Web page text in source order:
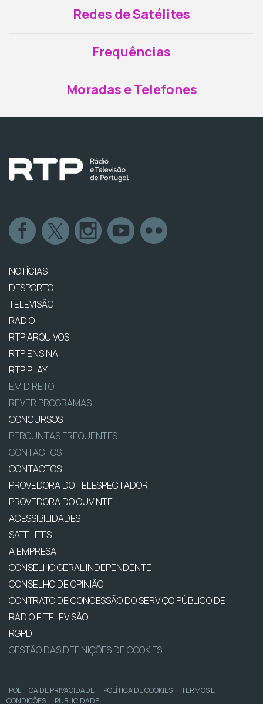
Redes de Satélites
Frequências
Moradas e Telefones
NOTÍCIAS
DESPORTO
TELEVISÃO
RÁDIO
RTP ARQUIVOS
RTP ENSINA
RTP PLAY
EM DIRETO
REVER PROGRAMAS
CONCURSOS
PERGUNTAS FREQUENTES
CONTACTOS
CONTACTOS
PROVEDORA DO TELESPECTADOR
PROVEDORA DO OUVINTE
ACESSIBILIDADES
SATÉLITES
A EMPRESA
CONSELHO GERAL INDEPENDENTE
CONSELHO DE OPINIÃO
CONTRATO DE CONCESSÃO DO SERVIÇO PÚBLICO DE
RÁDIO E TELEVISÃO
RGPD
GESTÃO DAS DEFINIÇÕES DE COOKIES
POLÍTICA DE PRIVACIDADE | POLÍTICA DE COOKIES | TERMOS E
CONDIÇÕES | PUBLICIDADE